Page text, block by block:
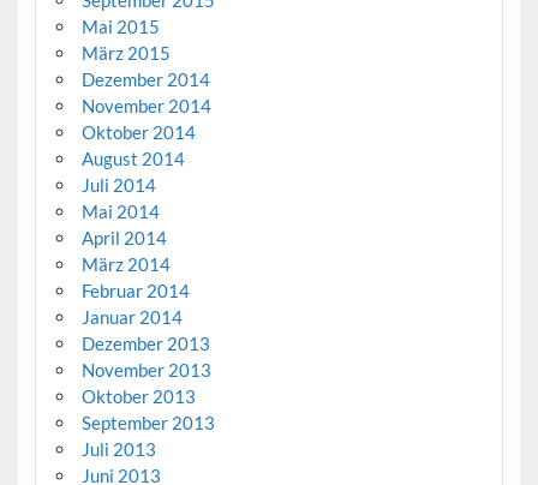
Mai 2015
März 2015
Dezember 2014
November 2014
Oktober 2014
August 2014
Juli 2014
Mai 2014
April 2014
März 2014
Februar 2014
Januar 2014
Dezember 2013
November 2013
Oktober 2013
September 2013
Juli 2013
Juni 2013